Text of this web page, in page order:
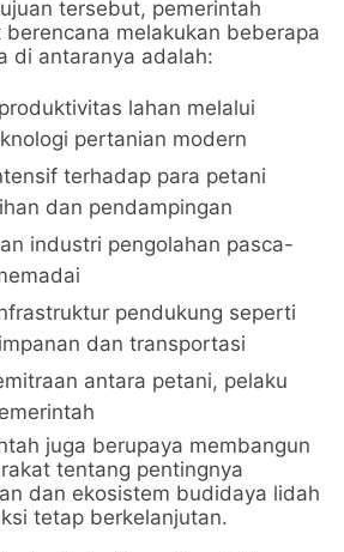
tersebut, pemerintah
melakukan beberapa
di antaranya adalah:
lahan melalui
pertanian modern
terhadap para petani
dan pendampingan
industri pengolahan pasca-
pendukung seperti
dan transportasi
antara petani, pelaku
juga berupaya membangun
tentang pentingnya
dan ekosistem budidaya lidah
tetap berkelanjutan.